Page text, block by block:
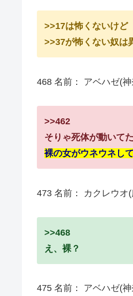
>>17は怖くないけど
>>37が怖くない奴
468 名前： アベハゼ(
>>462
そりゃ死体が動いて
裸の女がウネウネし
473 名前： カクレウオ
>>468
え、裸？
475 名前： アベハゼ(